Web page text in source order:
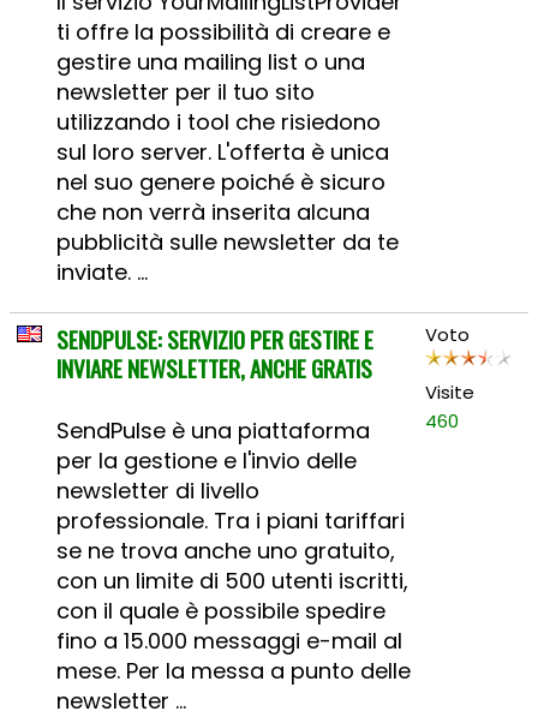
ti offre la possibilità di creare e
gestire una mailing list o una
newsletter per il tuo sito
utilizzando i tool che risiedono
sul loro server. L'offerta è unica
nel suo genere poiché è sicuro
che non verrà inserita alcuna
pubblicità sulle newsletter da te
inviate. ...
SENDPULSE: SERVIZIO PER GESTIRE E
INVIARE NEWSLETTER, ANCHE GRATIS
SendPulse è una piattaforma
per la gestione e l'invio delle
newsletter di livello
professionale. Tra i piani tariffari
se ne trova anche uno gratuito,
con un limite di 500 utenti iscritti,
con il quale è possibile spedire
fino a 15.000 messaggi e-mail al
mese. Per la messa a punto delle
newsletter ...
Voto
Visite
460